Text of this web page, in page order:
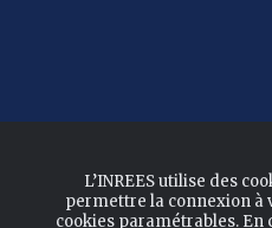
L’INREES utilise des
permettre la connexion à
cookies paramétrables. En